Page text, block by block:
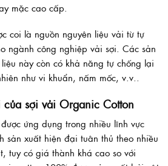
mặc cao cấp.
coi là nguồn nguyên liệu vải từ tự
ngành công nghiệp vải sợi. Các sản
này còn có khả năng tự chống lại
như vi khuẩn, nấm mốc, v.v..
của sợi vải Organic Cotton
ứng dụng trong nhiều lĩnh vực
sản xuất hiện đại tuân thủ theo nhiều
tuy có giá thành khá cao so với